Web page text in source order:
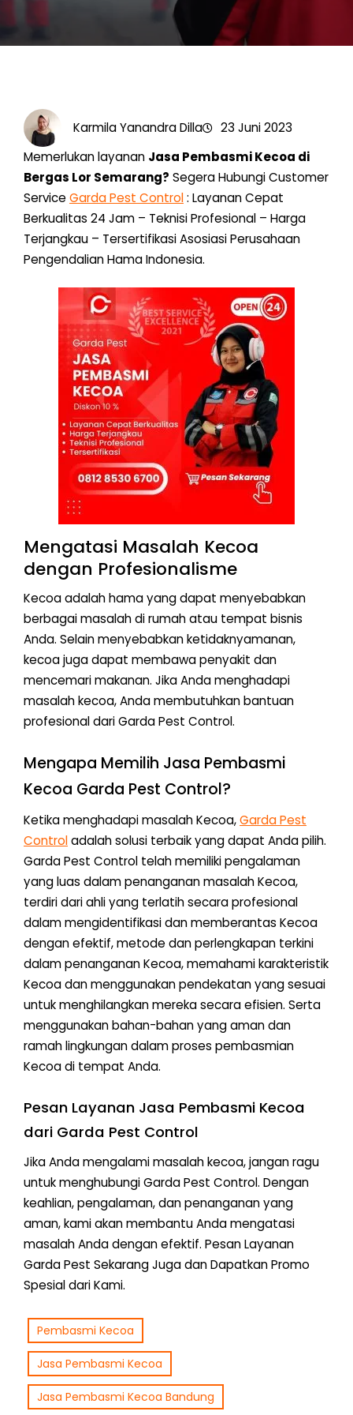
Karmila Yanandra Dilla
23 Juni 2023
Memerlukan layanan Jasa Pembasmi Kecoa di
Bergas Lor Semarang? Segera Hubungi Customer
Service Garda Pest Control: Layanan Cepat
Berkualitas 24 Jam – Teknisi Profesional – Harga
Terjangkau – Tersertifikasi Asosiasi Perusahaan
Pengendalian Hama Indonesia.
Mengatasi Masalah Kecoa
dengan Profesionalisme
Kecoa adalah hama yang dapat menyebabkan
berbagai masalah di rumah atau tempat bisnis
Anda. Selain menyebabkan ketidaknyamanan,
kecoa juga dapat membawa penyakit dan
mencemari makanan. Jika Anda menghadapi
masalah kecoa, Anda membutuhkan bantuan
profesional dari Garda Pest Control.
Mengapa Memilih Jasa Pembasmi
Kecoa Garda Pest Control?
Ketika menghadapi masalah Kecoa,Garda Pest
Controladalah solusi terbaik yang dapat Anda pilih.
Garda Pest Control telah memiliki pengalaman
yang luas dalam penanganan masalah Kecoa,
terdiri dari ahli yang terlatih secara profesional
dalam mengidentifikasi dan memberantas Kecoa
dengan efektif, metode dan perlengkapan terkini
dalam penanganan Kecoa, memahami karakteristik
Kecoa dan menggunakan pendekatan yang sesuai
untuk menghilangkan mereka secara efisien. Serta
menggunakan bahan-bahan yang aman dan
ramah lingkungan dalam proses pembasmian
Kecoa di tempat Anda.
Pesan Layanan Jasa Pembasmi Kecoa
dari Garda Pest Control
Jika Anda mengalami masalah kecoa, jangan ragu
untuk menghubungi Garda Pest Control. Dengan
keahlian, pengalaman, dan penanganan yang
aman, kami akan membantu Anda mengatasi
masalah Anda dengan efektif. Pesan Layanan
Garda Pest Sekarang Juga dan Dapatkan Promo
Spesial dari Kami.
Pembasmi Kecoa
Jasa Pembasmi Kecoa
Jasa Pembasmi Kecoa Bandung